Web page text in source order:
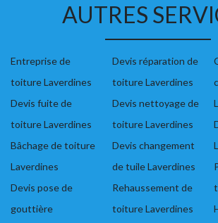
AUTRES
Entreprise de
toiture Laverdines
Devis fuite de
toiture Laverdines
Bâchage de toiture
Laverdines
Devis pose de
gouttière
Devis réparation de
toiture Laverdines
Devis nettoyage de
toiture Laverdines
Devis changement
de tuile Laverdines
Rehaussement de
toiture Laverdines